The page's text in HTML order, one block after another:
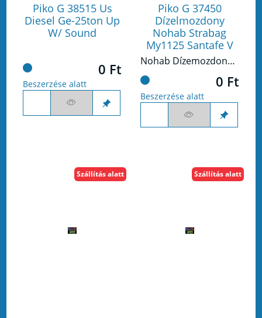
Piko G 38515 Us
Diesel Ge-25ton Up
W/ Sound
0 Ft
Beszerzése alatt
Piko G 37450
Dízelmozdony
Nohab Strabag
My1125 Santafe V
Nohab Dízemozdony Strabag
0 Ft
Beszerzése alatt
Szállítás alatt Szállítás alatt